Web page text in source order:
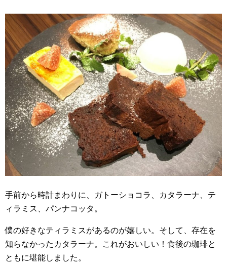
手前から時計まわりに、ガトーショコラ、カタラーナ、テ
ィラミス、パンナコッタ。
僕の好きなティラミスがあるのが嬉しい。そして、存在を
知らなかったカタラーナ。これがおいしい！食後の珈琲と
ともに堪能しました。